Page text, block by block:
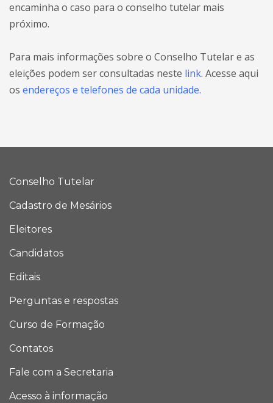
encaminha o caso para o conselho tutelar mais
próximo.
Para mais informações sobre o Conselho Tutelar e as
eleições podem ser consultadas neste link. Acesse aqui
os endereços e telefones de cada unidade.
Conselho Tutelar
Cadastro de Mesários
Eleitores
Candidatos
Editais
Perguntas e respostas
Curso de Formação
Contatos
Fale com a Secretaria
Acesso à informação